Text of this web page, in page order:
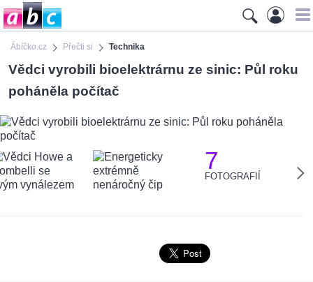
Ábíčko.cz Přečti si Technika
Vědci vyrobili bioelektrárnu ze sinic: Půl roku
poháněla počítač
7
FOTOGRAFIÍ